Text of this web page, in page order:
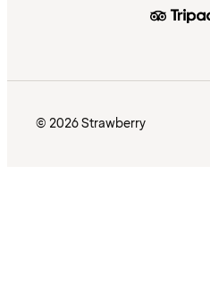
© 2026 Strawberry